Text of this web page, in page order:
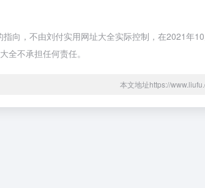
向，不由刘付实用网址大全实际控制，在2021年
全不承担任何责任。
本文地址https://